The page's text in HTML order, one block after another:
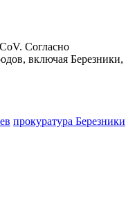
Согласно
включая Березники,
прокуратура Березники